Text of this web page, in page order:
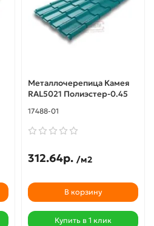
Металлочерепица Камея
RAL5021 Полиэстер-0.45
17488-01
312.64р. /м2
В корзину
Купить в 1 клик